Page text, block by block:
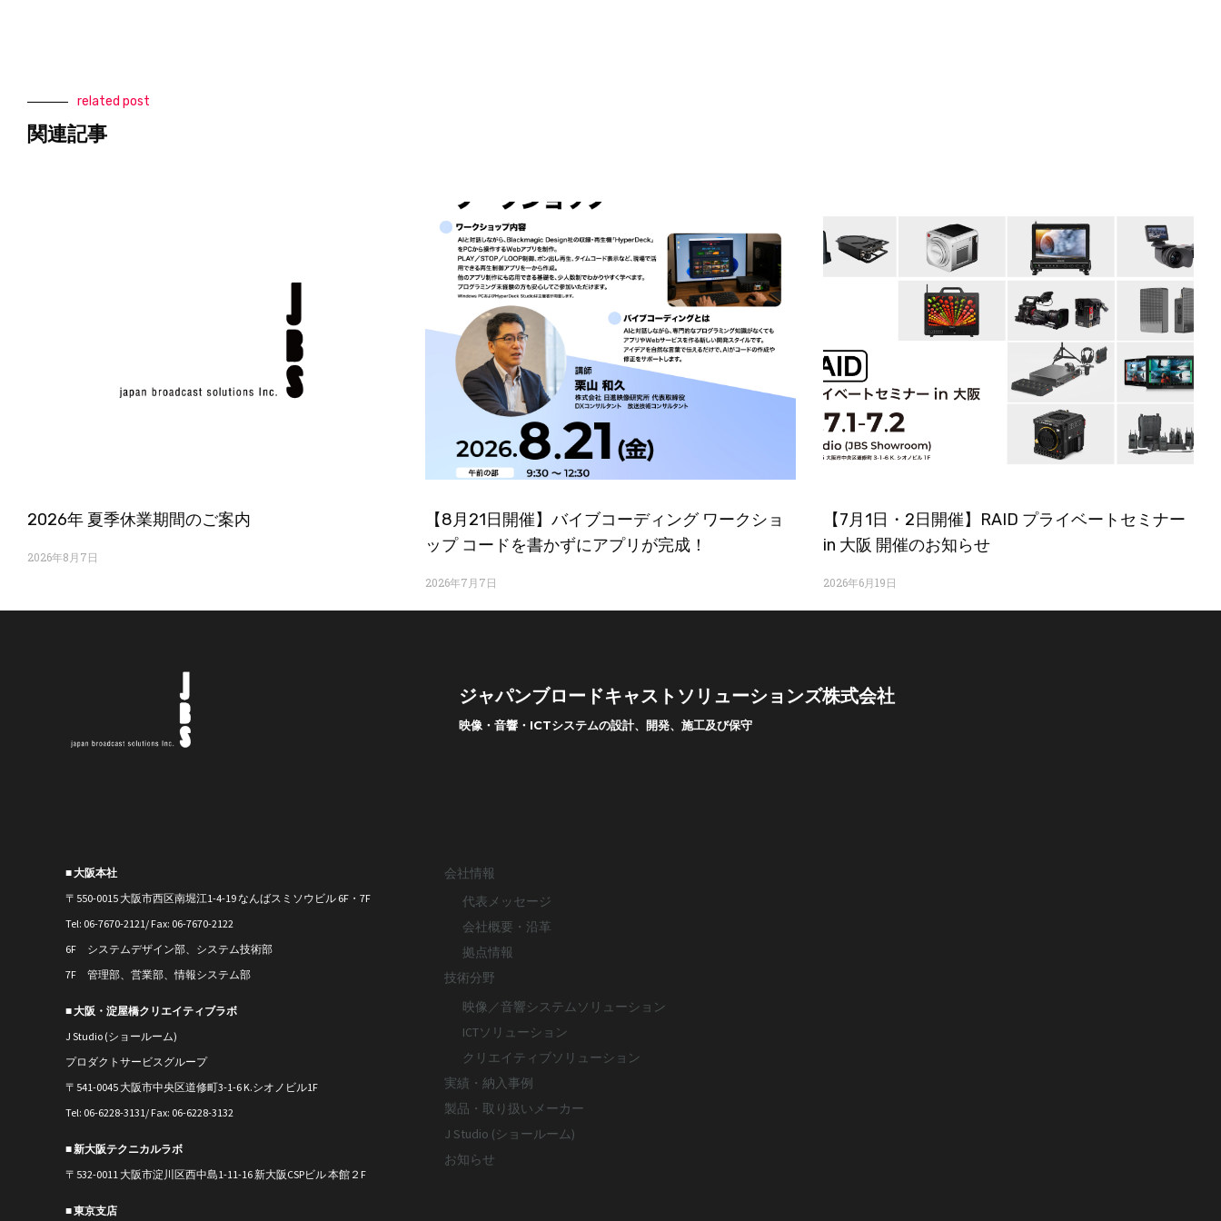
related post
関連記事
2026年 夏季休業期間のご案内
2026年8月7日
【8月21日開催】バイブコーディング ワークショ
ップ コードを書かずにアプリが完成！
2026年7月7日
【7月1日・2日開催】RAID プライベートセミナー
in 大阪 開催のお知らせ
2026年6月19日
ジャパンブロードキャストソリューションズ株式会社
映像・音響・ICTシステムの設計、開発、施工及び保守
■ 大阪本社
〒550-0015 大阪市西区南堀江1-4-19 なんばスミソウビル 6F・7F
Tel: 06-7670-2121/ Fax: 06-7670-2122
6F システムデザイン部、システム技術部
7F 管理部、営業部、情報システム部
■ 大阪・淀屋橋クリエイティブラボ
J Studio (ショールーム)
プロダクトサービスグループ
〒541-0045 大阪市中央区道修町3-1-6 K.シオノビル1F
Tel: 06-6228-3131/ Fax: 06-6228-3132
■ 新大阪テクニカルラボ
〒 532-0011 大阪市淀川区西中島1-11-16新大阪CSPビル 本館２F
■ 東京支店
会社情報
代表メッセージ
会社概要・沿革
拠点情報
技術分野
映像／音響システムソリューション
ICTソリューション
クリエイティブソリューション
実績・納入事例
製品・取り扱いメーカー
J Studio (ショールーム)
お知らせ